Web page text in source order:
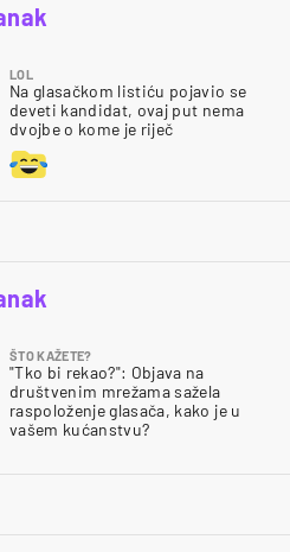
LOL
Na glasačkom listiću pojavio se
deveti kandidat, ovaj put nema
dvojbe o kome je riječ
ŠTO KAŽETE?
"Tko bi rekao?": Objava na
društvenim mrežama sažela
raspoloženje glasača, kako je u
vašem kućanstvu?